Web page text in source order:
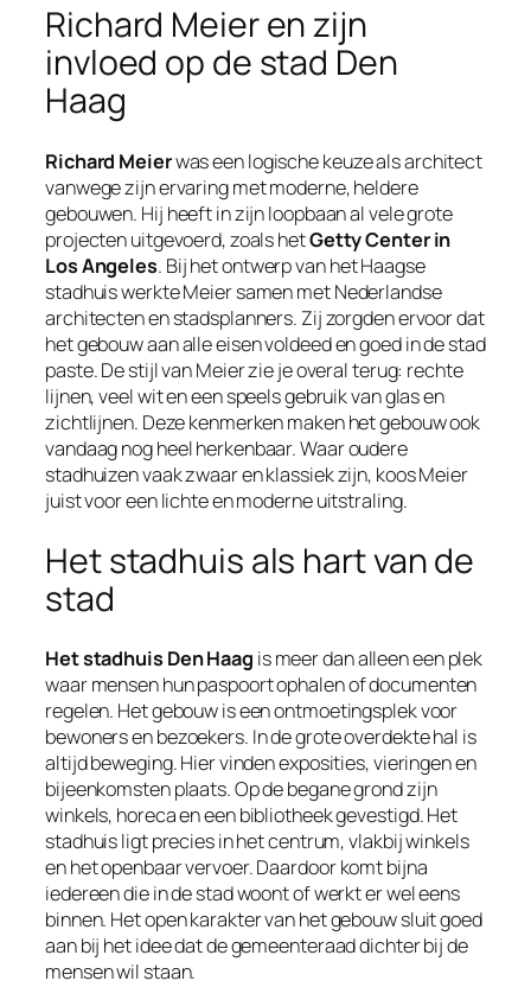
Richard Meier en zijn
invloed op de stad Den
Haag
Richard Meierwas een logische keuze als architect
vanwege zijn ervaring met moderne, heldere
gebouwen. Hij heeft in zijn loopbaan al vele grote
projecten uitgevoerd, zoals hetGetty Center in
Los Angeles. Bij het ontwerp van het Haagse
stadhuis werkte Meier samen met Nederlandse
architecten en stadsplanners. Zij zorgden ervoor dat
het gebouw aan alle eisen voldeed en goed in de stad
paste. De stijl van Meier zie je overal terug: rechte
lijnen, veel wit en een speels gebruik van glas en
zichtlijnen. Deze kenmerken maken het gebouw ook
vandaag nog heel herkenbaar. Waar oudere
stadhuizen vaak zwaar en klassiek zijn, koos Meier
juist voor een lichte en moderne uitstraling.
Het stadhuis als hart van de
stad
Het stadhuis Den Haag is meer dan alleen een plek
waar mensen hun paspoort ophalen of documenten
regelen. Het gebouw is een ontmoetingsplek voor
bewoners en bezoekers. In de grote overdekte hal is
altijd beweging. Hier vinden exposities, vieringen en
bijeenkomsten plaats. Op de begane grond zijn
winkels, horeca en een bibliotheek gevestigd. Het
stadhuis ligt precies in het centrum, vlakbij winkels
en het openbaar vervoer. Daardoor komt bijna
iedereen die in de stad woont of werkt er wel eens
binnen. Het open karakter van het gebouw sluit goed
aan bij het idee dat de gemeenteraad dichter bij de
mensen wil staan.